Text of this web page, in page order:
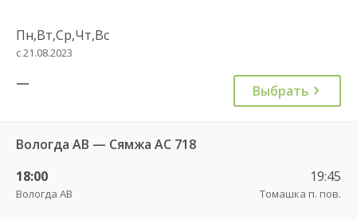
Пн,Вт,Ср,Чт,Вс
с 21.08.2023
— Выбрать
Вологда АВ — Сямжа АС 718
18:00
Вологда АВ
19:45
Томашка п. пов.